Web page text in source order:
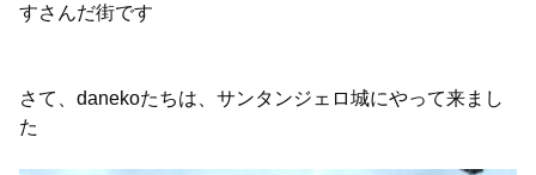
すさんだ街です
さて、danekoたちは、サンタンジェロ城にやって来まし
た